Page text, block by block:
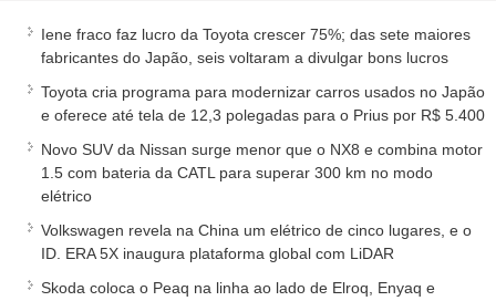
Iene fraco faz lucro da Toyota crescer 75%; das sete maiores
fabricantes do Japão, seis voltaram a divulgar bons lucros
Toyota cria programa para modernizar carros usados no Japão
e oferece até tela de 12,3 polegadas para o Prius por R$ 5.400
Novo SUV da Nissan surge menor que o NX8 e combina motor
1.5 com bateria da CATL para superar 300 km no modo
elétrico
Volkswagen revela na China um elétrico de cinco lugares, e o
ID. ERA 5X inaugura plataforma global com LiDAR
Skoda coloca o Peaq na linha ao lado de Elroq, Enyaq e